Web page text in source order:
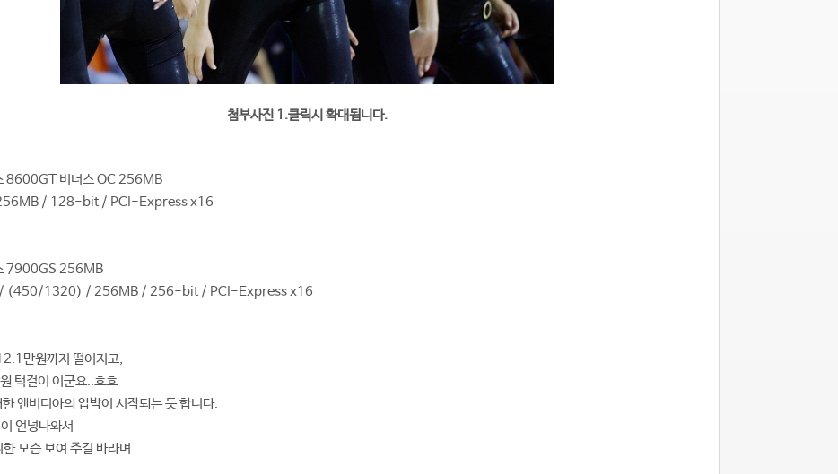
첨부사진 1.클릭시 확대됩니다.
8600GT 비너스 OC 256MB
/ 128-bit / PCI-Express x16
7900GS 256MB
/ (450/1320) / 256MB / 256-bit / PCI-Express x16
만원까지 떨어지고,
턱걸이 이군요..흐흐
엔비디아의 압박이 시작되는 듯 합니다.
언넝나와서
모습 보여 주길 바라며..